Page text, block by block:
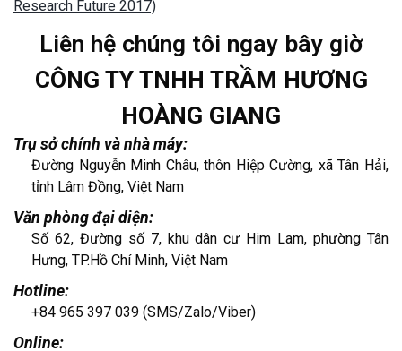
Research Future 2017)
Liên hệ chúng tôi ngay bây giờ
CÔNG TY TNHH TRẦM HƯƠNG
HOÀNG GIANG
Trụ sở chính và nhà máy:
Đường Nguyễn Minh Châu, thôn Hiệp Cường, xã Tân Hải,
tỉnh Lâm Đồng, Việt Nam
Văn phòng đại diện:
Số 62, Đường số 7, khu dân cư Him Lam, phường Tân
Hưng, TP.Hồ Chí Minh, Việt Nam
Hotline:
+84 965 397 039 (SMS/Zalo/Viber)
Online: